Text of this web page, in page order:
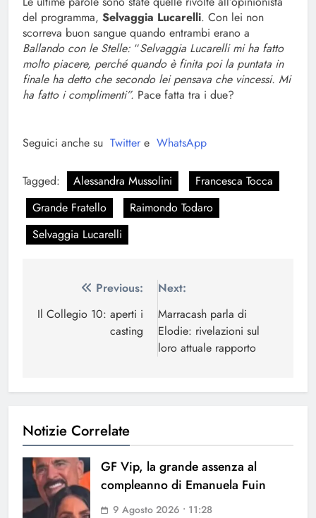
del programma, Selvaggia Lucarelli. Con lei non
scorreva buon sangue quando entrambi erano a
Ballando con le Stelle: “Selvaggia Lucarelli mi ha fatto
molto piacere, perché quando è finita poi la puntata in
finale ha detto che secondo lei pensava che vincessi. Mi
ha fatto i complimenti”. Pace fatta tra i due?
Seguici anche su Twitter e WhatsApp
Tagged: Alessandra Mussolini
Francesca Tocca
Grande Fratello
Raimondo Todaro
Selvaggia Lucarelli
Navigazione
articoli
Previous:
Il Collegio 10: aperti i
casting
Next:
Marracash parla di
Elodie: rivelazioni sul
loro attuale rapporto
Notizie Correlate
GF Vip, la grande assenza al
compleanno di Emanuela Fuin
9 Agosto 2026 • 11:28